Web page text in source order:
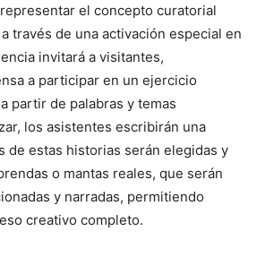
el concepto curatorial
través de una activación especial en
invitará a visitantes,
a participar en un ejercicio
partir de palabras y temas
los asistentes escribirán una
de estas historias serán elegidas y
o mantas reales, que serán
y narradas, permitiendo
creativo completo.